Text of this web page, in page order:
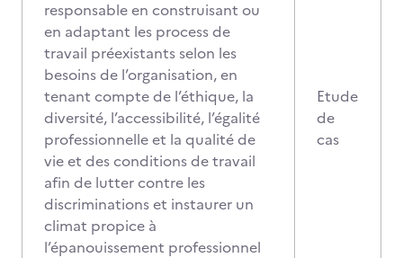
responsable en construisant ou
en adaptant les process de
travail préexistants selon les
besoins de l’organisation, en
tenant compte de l’éthique, la
diversité, l’accessibilité, l’égalité
professionnelle et la qualité de
vie et des conditions de travail
afin de lutter contre les
discriminations et instaurer un
climat propice à
l’épanouissement professionnel
Etude
de
cas